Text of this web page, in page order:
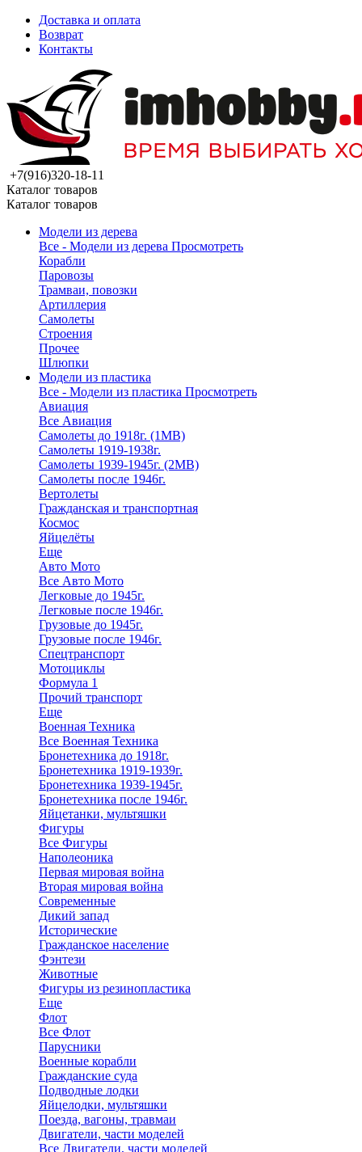
Доставка и оплата
Возврат
Контакты
+7(916)320-18-11
Каталог товаров
Каталог товаров
Модели из дерева
Все - Модели из дерева Просмотреть
Корабли
Паровозы
Трамваи, повозки
Артиллерия
Самолеты
Строения
Прочее
Шлюпки
Модели из пластика
Все - Модели из пластика Просмотреть
Авиация
Все Авиация
Самолеты до 1918г. (1МВ)
Самолеты 1919-1938г.
Самолеты 1939-1945г. (2МВ)
Самолеты после 1946г.
Вертолеты
Гражданская и транспортная
Космос
Яйцелёты
Еще
Авто Мото
Все Авто Мото
Легковые до 1945г.
Легковые после 1946г.
Грузовые до 1945г.
Грузовые после 1946г.
Спецтранспорт
Мотоциклы
Формула 1
Прочий транспорт
Еще
Военная Техника
Все Военная Техника
Бронетехника до 1918г.
Бронетехника 1919-1939г.
Бронетехника 1939-1945г.
Бронетехника после 1946г.
Яйцетанки, мультяшки
Фигуры
Все Фигуры
Наполеоника
Первая мировая война
Вторая мировая война
Современные
Дикий запад
Исторические
Гражданское население
Фэнтези
Животные
Фигуры из резинопластика
Еще
Флот
Все Флот
Парусники
Военные корабли
Гражданские суда
Подводные лодки
Яйцелодки, мультяшки
Поезда, вагоны, травмаи
Двигатели, части моделей
Все Двигатели, части моделей